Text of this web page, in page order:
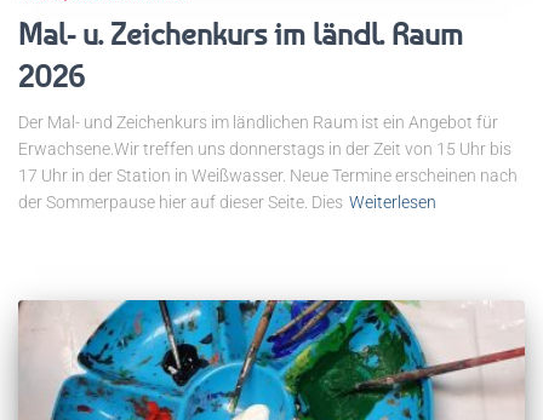
Mal- u. Zeichenkurs im ländl. Raum
2026
Der Mal- und Zeichenkurs im ländlichen Raum ist ein Angebot für
Erwachsene.Wir treffen uns donnerstags in der Zeit von 15 Uhr bis
17 Uhr in der Station in Weißwasser. Neue Termine erscheinen nach
der Sommerpause hier auf dieser Seite. Dies Weiterlesen